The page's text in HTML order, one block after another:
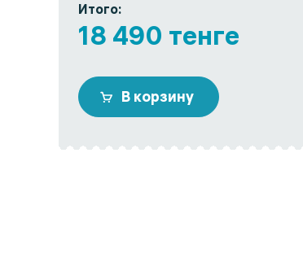
Итого:
18 490 тенге
В корзину